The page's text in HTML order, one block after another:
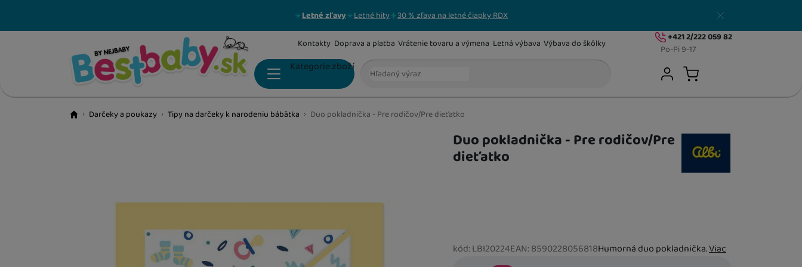
Letné zľavy Letné hity 30 % zľava na letné čiapky RDX Zavrieť
Kontakty Doprava a platba Vrátenie tovaru a výmena Letná výbava Výbava do škôlky
Vyhľadávanie
Kategorie zboží
VÝPREDAJ
KNIHY PRE DETI A LEPORELA
DARČEKOVÉ POUKAZY
TIPY NA DARČEKY K NARODENIU BÁBÄTKA
HRAČKY A DARČEKY PRE DOSPELÝCH
+421 2/222 059 82
Po-Pi 9-17
Užívateľská sekcia
Prihlásiť sa
Košík
Darčeky a poukazy Tipy na darčeky k narodeniu bábätka Duo pokladnička - Pre rodičov/Pre dieťatko
Duo pokladnička - Pre rodičov/Pre
dieťatko
kód: LBI20224EAN: 8590228056818Humorná duo pokladnička.Viac